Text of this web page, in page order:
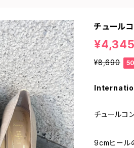
チュール
¥4,345
¥8,690
チュールコ
9cmヒール